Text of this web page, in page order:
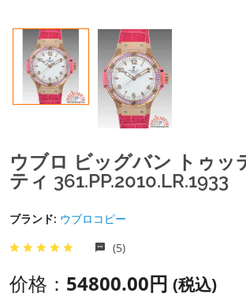
ウブロ ビッグバン トゥッ
ティ 361.PP.2010.LR.1933
ブランド: ウブロコピー
(5)
价格： 54800.00円 (税込)